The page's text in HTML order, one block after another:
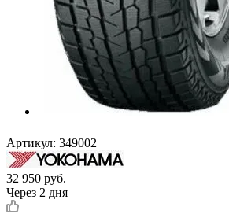
Артикул: 349002
32 950 руб.
Через 2 дня